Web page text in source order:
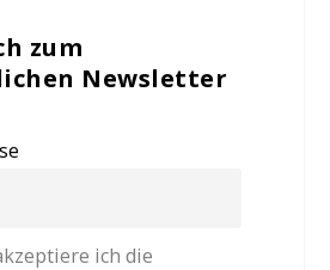
zum
Newsletter
ich die